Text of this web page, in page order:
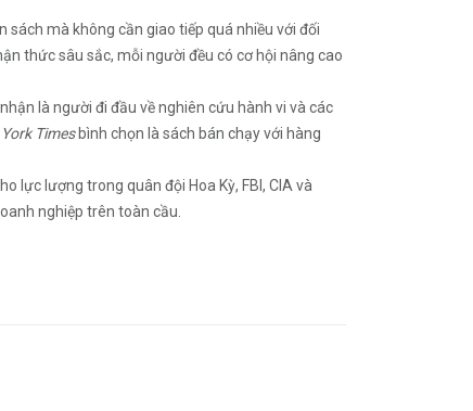
mà không cần giao tiếp quá nhiều với đối
thức sâu sắc, mỗi người đều có cơ hội nâng cao
là người đi đầu về nghiên cứu hành vi và các
Timesbình chọn là sách bán chạy với hàng
lực lượng trong quân đội Hoa Kỳ, FBI, CIA và
nghiệp trên toàn cầu.